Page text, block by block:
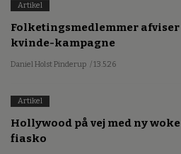
Artikel
Folketingsmedlemmer afviser
kvinde-kampagne
Daniel Holst Pinderup / 13.5.26
Artikel
Hollywood på vej med ny woke
fiasko